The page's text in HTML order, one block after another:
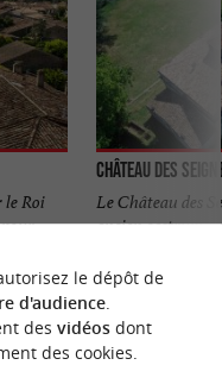
le Roi
pour
Château des
Le Château des
ancien castrum
le dépôt de
d'audience.
des vidéosdont
des cookies.